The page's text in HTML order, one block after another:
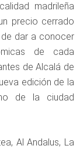
madrileña
precio cerrado
dar a conocer
de cada
de Alcalá de
edición de la
de la ciudad
Al Andalus, La